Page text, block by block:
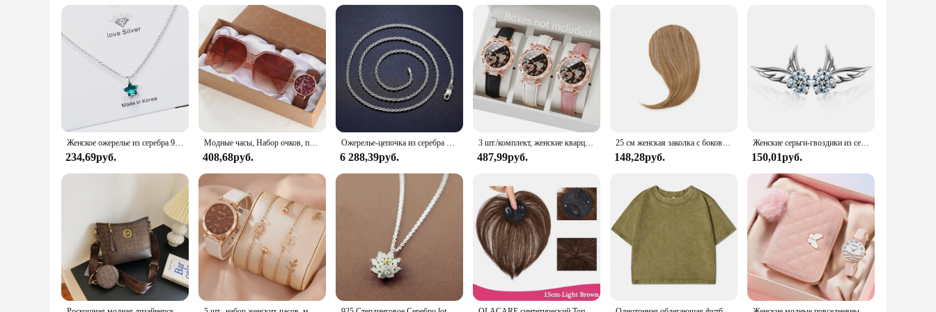
Женское ожерелье из серебра 925 пробы с синей звездой и кристаллами
234,69руб.
Модные часы, Набор очков, повседневные часы с кожаным ремешком, Женские Простые солнцезащитные очки, Женские кварцевые наручные часы с циферблатом железной башни, платье C
408,68руб.
Ожерелье-цепочка из серебра 2,5 пробы, мм
6 288,39руб.
3 шт./комплект, женские кварцевые часы с кожаным ремешком
487,99руб.
25 см женская заколка с боковой челкой, натуральная толстая матовая челка для наращивания волос на лбу, черная, коричневая, светлая челка, парик с бахромой, шиньоны
148,28руб.
Женские серьги-гвоздики из серебра 925 пробы, с цирконом
150,01руб.